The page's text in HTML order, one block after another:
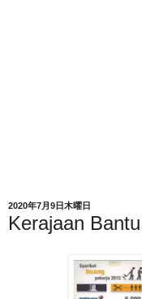
2020年7月9日木曜日
Kerajaan